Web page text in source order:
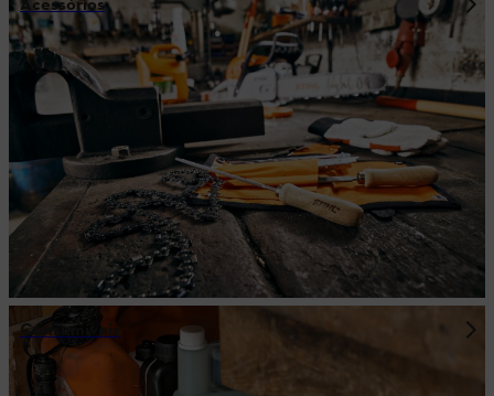
Acessórios
Consumíveis